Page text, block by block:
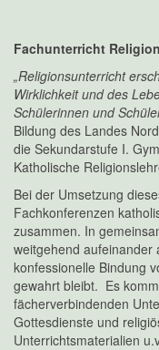
Fachunterricht Religion
„Religionsunterricht
Wirklichkeit und des
Schülerinnen und
Bildung des Landes
die Sekundarstufe I.
Katholische
Bei der Umsetzung
Fachkonferenzen
zusammen. In
weitgehend aufeinander
konfessionelle Bindung
gewahrt bleibt. Es
fächerverbindenden
Gottesdienste und
Unterrichtsmaterialien